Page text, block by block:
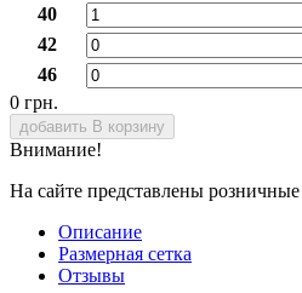
40
42
46
0 грн.
добавить В корзину
Внимание!
На сайте представлены
Описание
Размерная сетка
Отзывы